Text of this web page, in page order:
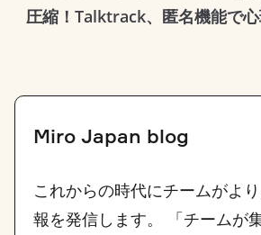
k
k
n
圧縮！Talktrack、匿名機能で
Miro Japan blog
これからの時代にチームがよ
報を発信します。 「チームが